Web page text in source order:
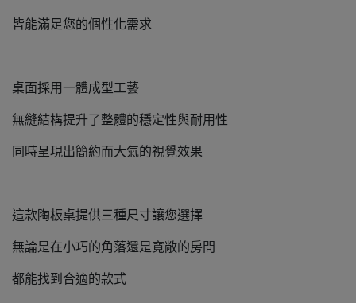
皆能滿足您的個性化需求
桌面採用一體成型工藝
無縫結構提升了整體的穩定性與耐用性
同時呈現出簡約而大氣的視覺效果
這款陶板桌提供三種尺寸讓您選擇
無論是在小巧的角落還是寬敞的房間
都能找到合適的款式